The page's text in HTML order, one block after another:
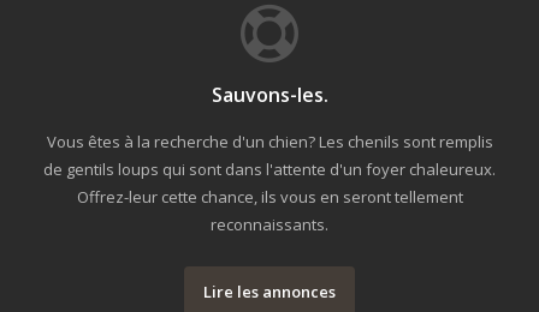
Sauvons-les.
Vous êtes à la recherche d'un chien? Les chenils sont remplis
de gentils loups qui sont dans l'attente d'un foyer chaleureux.
Offrez-leur cette chance, ils vous en seront tellement
reconnaissants.
Lire les annonces